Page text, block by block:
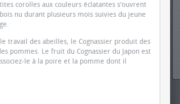
corolles aux couleurs éclatantes s'ouvrent
nu durant plusieurs mois suivies du jeune
travail des abeilles, le Cognassier produit des
pommes. Le fruit du Cognassier du Japon est
le à la poire et la pomme dont il